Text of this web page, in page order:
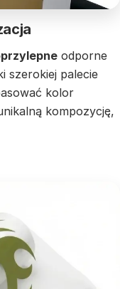
odporne
szerokiej palecie
kolor
kompozycję,